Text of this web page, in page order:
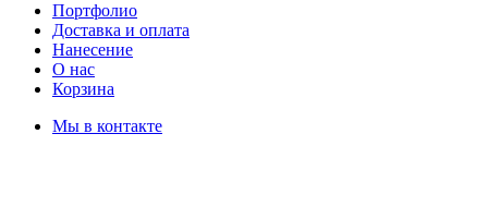
Портфолио
Доставка и оплата
Нанесение
О нас
Корзина
Мы в контакте